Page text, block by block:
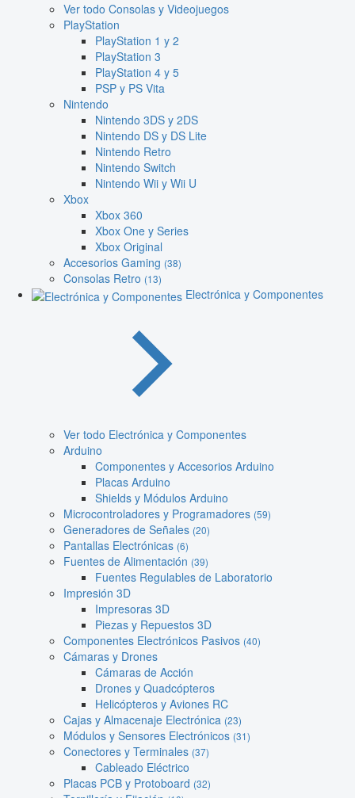
Ver todo Consolas y Videojuegos
PlayStation
PlayStation 1 y 2
PlayStation 3
PlayStation 4 y 5
PSP y PS Vita
Nintendo
Nintendo 3DS y 2DS
Nintendo DS y DS Lite
Nintendo Retro
Nintendo Switch
Nintendo Wii y Wii U
Xbox
Xbox 360
Xbox One y Series
Xbox Original
Accesorios Gaming (38)
Consolas Retro (13)
Electrónica y Componentes
Ver todo Electrónica y Componentes
Arduino
Componentes y Accesorios Arduino
Placas Arduino
Shields y Módulos Arduino
Microcontroladores y Programadores (59)
Generadores de Señales (20)
Pantallas Electrónicas (6)
Fuentes de Alimentación (39)
Fuentes Regulables de Laboratorio
Impresión 3D
Impresoras 3D
Piezas y Repuestos 3D
Componentes Electrónicos Pasivos (40)
Cámaras y Drones
Cámaras de Acción
Drones y Quadcópteros
Helicópteros y Aviones RC
Cajas y Almacenaje Electrónica (23)
Módulos y Sensores Electrónicos (31)
Conectores y Terminales (37)
Cableado Eléctrico
Placas PCB y Protoboard (32)